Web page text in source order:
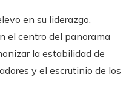
en su liderazgo,
el centro del panorama
la estabilidad de
y el escrutinio de los